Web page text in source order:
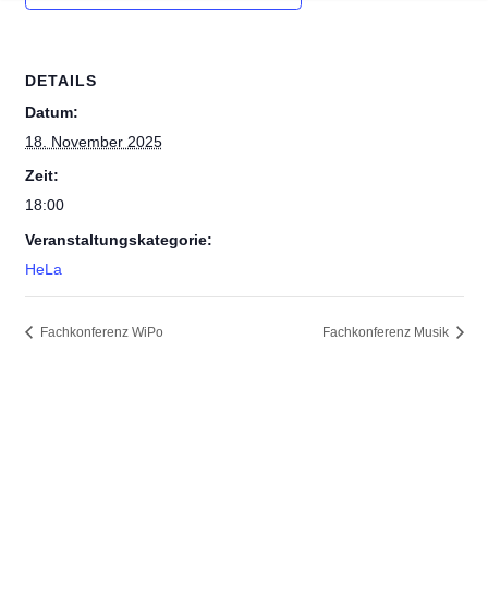
DETAILS
Datum:
18. November 2025
Zeit:
18:00
Veranstaltungskategorie:
HeLa
Fachkonferenz WiPo Fachkonferenz Musik